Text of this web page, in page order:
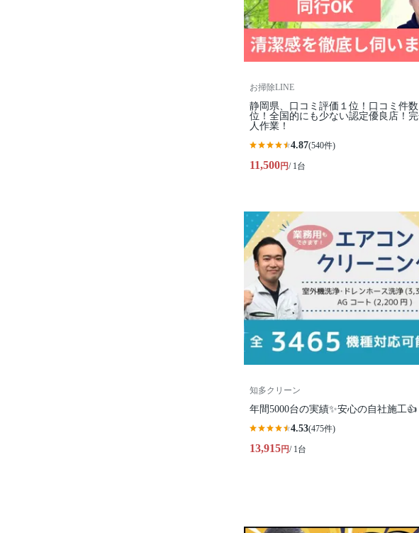
換器） / フ
の簡易清掃
口コミ もご参
※本ページで
ります。
お掃除LINE
静岡県、口コミ評価１位！口コミ件数
位！全国的にも少ない認定優良店！
人作業！
4.87(540件)
11,500円/ 1台
知多クリーン
年間5000台の実績✨安心の自社施工👍
4.53(475件)
13,915円/ 1台